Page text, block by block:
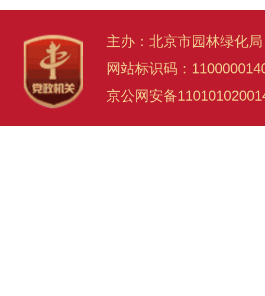
主办：北京市园林绿化
网站标识码：
京公网安备